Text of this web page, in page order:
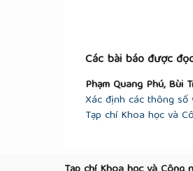
Các bài báo được
Phạm Quang Phú, Bùi
Xác định các thông
Tạp chí Khoa học và